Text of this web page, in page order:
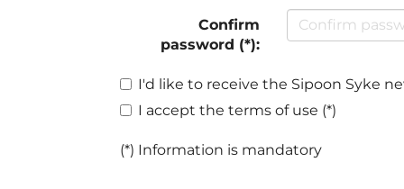
Confirm
password (*):
I'd like to receive the Sipoon Syke
I accept the terms of use (*)
(*) Information is mandatory